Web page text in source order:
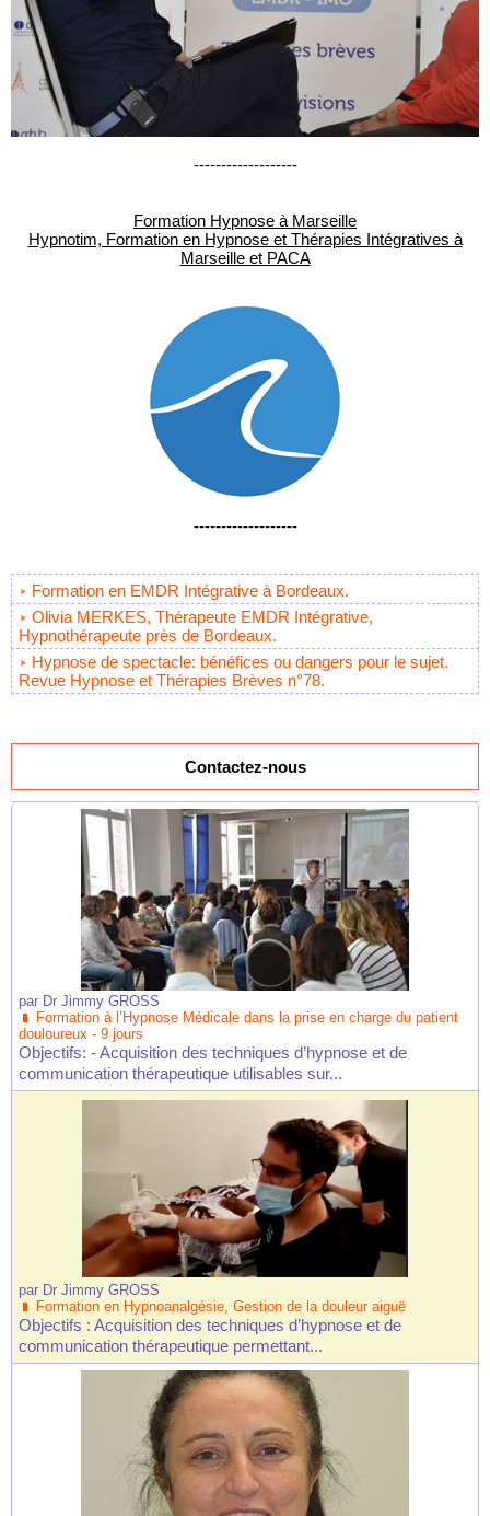
-------------------
Formation Hypnose à Marseille
Hypnotim, Formation en Hypnose et Thérapies Intégratives à
Marseille et PACA
-------------------
Formation en EMDR Intégrative à Bordeaux.
Olivia MERKES, Thérapeute EMDR Intégrative,
Hypnothérapeute près de Bordeaux.
Hypnose de spectacle: bénéfices ou dangers pour le sujet.
Revue Hypnose et Thérapies Brèves n°78.
Contactez-nous
par Dr Jimmy GROSS
Formation à l’Hypnose Médicale dans la prise en charge du patient
douloureux - 9 jours
Objectifs: - Acquisition des techniques d’hypnose et de
communication thérapeutique utilisables sur...
par Dr Jimmy GROSS
Formation en Hypnoanalgésie, Gestion de la douleur aiguë
Objectifs : Acquisition des techniques d’hypnose et de
communication thérapeutique permettant...